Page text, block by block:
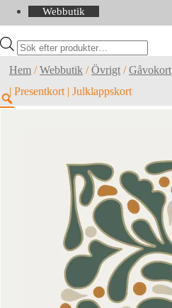
Webbutik
Products
Hem /Webbutik /Övrigt /Gåvokort
| Presentkort | Julklappskort